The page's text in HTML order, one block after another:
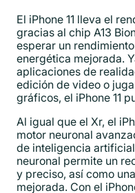
El iPhone 11 lleva el
gracias al chip A13
esperar un
energética mejorada.
aplicaciones de
edición de video o
gráficos, el iPhone 11
Al igual que el Xr, el
motor neuronal
de inteligencia
neuronal permite un
y preciso, así como
mejorada. Con el